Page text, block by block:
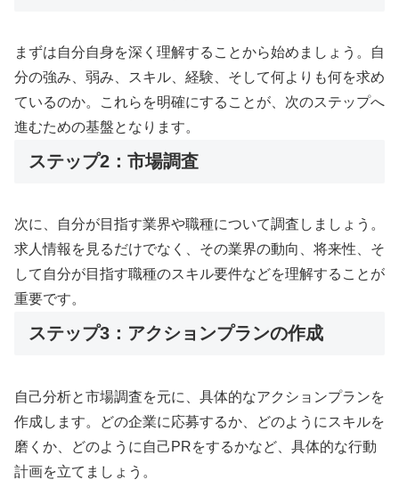
まずは自分自身を深く理解することから始めましょう。自
分の強み、弱み、スキル、経験、そして何よりも何を求め
ているのか。これらを明確にすることが、次のステップへ
進むための基盤となります。
ステップ2：市場調査
次に、自分が目指す業界や職種について調査しましょう。
求人情報を見るだけでなく、その業界の動向、将来性、そ
して自分が目指す職種のスキル要件などを理解することが
重要です。
ステップ3：アクションプランの作成
自己分析と市場調査を元に、具体的なアクションプランを
作成します。どの企業に応募するか、どのようにスキルを
磨くか、どのように自己PRをするかなど、具体的な行動
計画を立てましょう。